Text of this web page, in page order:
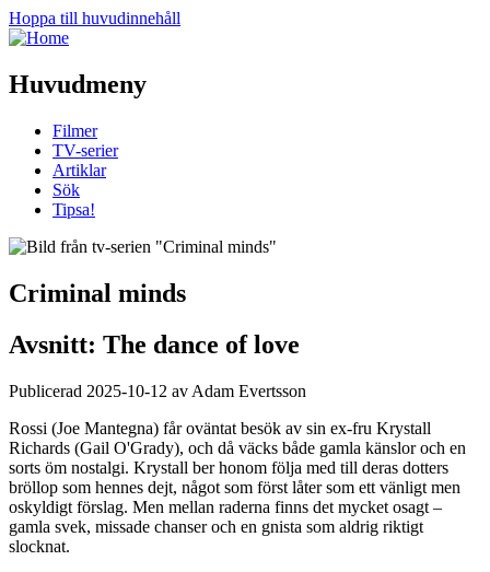
Hoppa till huvudinnehåll
Huvudmeny
Filmer
TV-serier
Artiklar
Sök
Tipsa!
Criminal minds
Avsnitt: The dance of love
Publicerad 2025-10-12 av Adam Evertsson
Rossi (Joe Mantegna) får oväntat besök av sin ex-fru Krystall
Richards (Gail O'Grady), och då väcks både gamla känslor och en
sorts öm nostalgi. Krystall ber honom följa med till deras dotters
bröllop som hennes dejt, något som först låter som ett vänligt men
oskyldigt förslag. Men mellan raderna finns det mycket osagt –
gamla svek, missade chanser och en gnista som aldrig riktigt
slocknat.